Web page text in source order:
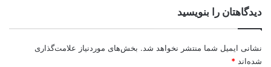
دیدگاهتان را بنویسید
نشانی ایمیل شما منتشر نخواهد شد. بخش‌های موردنیاز علامت‌گذاری
شده‌اند *